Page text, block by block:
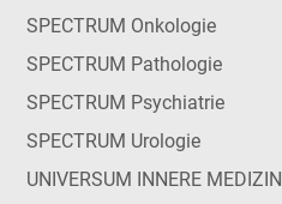
SPECTRUM Onkologie
SPECTRUM Pathologie
SPECTRUM Psychiatrie
SPECTRUM Urologie
UNIVERSUM INNERE MEDIZIN